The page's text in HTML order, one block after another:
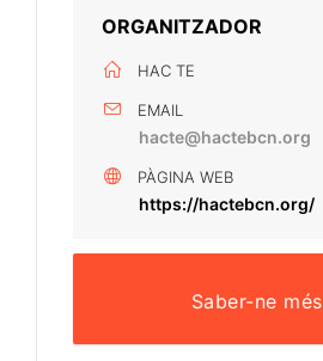
ORGANITZADOR
HAC TE
EMAIL
hacte@hactebcn.org
PÀGINA WEB
https://hactebcn.org/
Saber-ne més